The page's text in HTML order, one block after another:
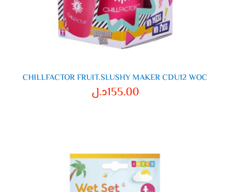
CHILLFACTOR FRUIT.SLUSHY MAKER CDU12 WOC
155.00د.ل